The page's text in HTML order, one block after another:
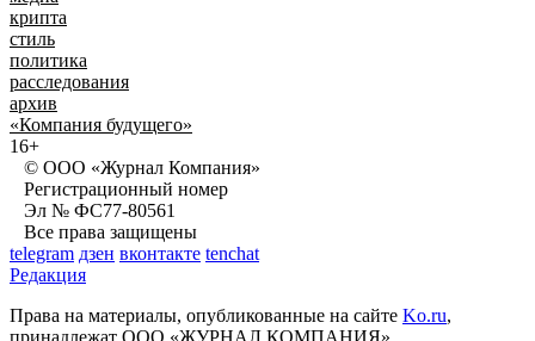
крипта
стиль
политика
расследования
архив
«Компания будущего»
16+
© ООО «Журнал Компания»
Регистрационный номер
Эл № ФС77-80561
Все права защищены
telegram дзен вконтакте tenchat
Редакция
Права на материалы, опубликованные на сайте Ko.ru,
принадлежат ООО «ЖУРНАЛ КОМПАНИЯ»